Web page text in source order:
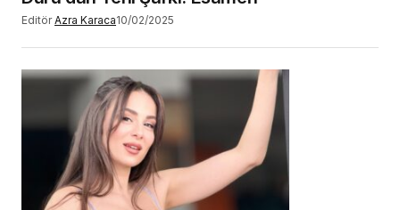
Editör Azra Karaca10/02/2025